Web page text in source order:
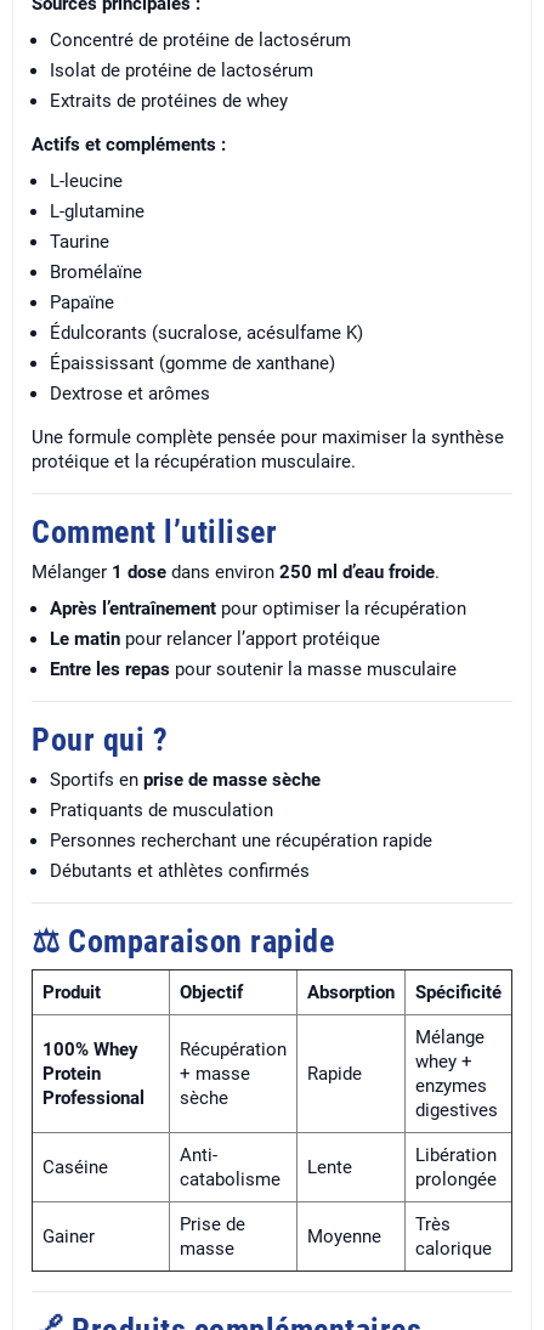
Concentré de protéine de lactosérum
Isolat de protéine de lactosérum
Extraits de protéines de whey
Actifs et compléments :
L-leucine
L-glutamine
Taurine
Bromélaïne
Papaïne
Édulcorants (sucralose, acésulfame K)
Épaississant (gomme de xanthane)
Dextrose et arômes
Une formule complète pensée pour maximiser la synthèse
protéique et la récupération musculaire.
Comment l’utiliser
Mélanger 1 dose dans environ 250 ml d’eau froide.
Après l’entraînement pour optimiser la récupération
Le matin pour relancer l’apport protéique
Entre les repas pour soutenir la masse musculaire
Pour qui ?
Sportifs en prise de masse sèche
Pratiquants de musculation
Personnes recherchant une récupération rapide
Débutants et athlètes confirmés
⚖️ Comparaison rapide
Produit Objectif Absorption Spécificité
100% Whey
Protein
Professional
Récupération
+ masse
sèche
Rapide
Mélange
whey +
enzymes
digestives
Caséine
Anti-
catabolisme
Lente
Libération
prolongée
Gainer
Prise de
masse
Moyenne
Très
calorique